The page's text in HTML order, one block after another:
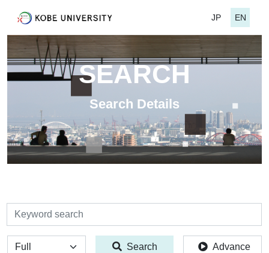
JP EN
SEARCH
Search Details
検索
全体 Search Advance